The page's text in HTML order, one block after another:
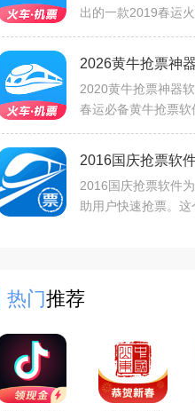
出的一款2019春运
动下单、余票实时监
付费，一键云端自动
2020黄牛抢票神器
春运必备黄牛抢票软
控、自动刷新等功能
速抢票，让你春运
2016国庆抢票软件
助用户快速抢票。这
热门推荐